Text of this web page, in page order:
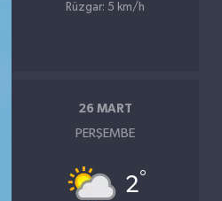
Rüzgar: 5 km/h
26 MART
PERŞEMBE
2°